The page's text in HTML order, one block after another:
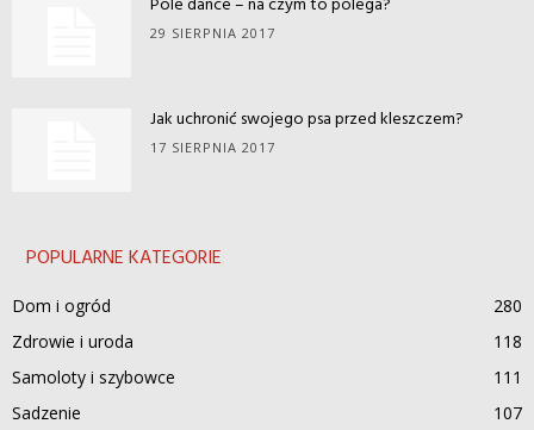
29 SIERPNIA 2017
Jak uchronić swojego psa przed kleszczem?
17 SIERPNIA 2017
POPULARNE KATEGORIE
Dom i ogród
280
Zdrowie i uroda
118
Samoloty i szybowce
111
Sadzenie
107